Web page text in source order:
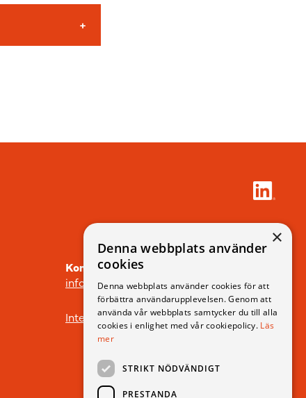
Kontakt
info@icdp.se
Integritetspolicy
×
Denna webbplats använder
cookies
Denna webbplats använder cookies för att
förbättra användarupplevelsen. Genom att
använda vår webbplats samtycker du till alla
cookies i enlighet med vår cookiepolicy. Läs
mer
STRIKT NÖDVÄNDIGT
PRESTANDA